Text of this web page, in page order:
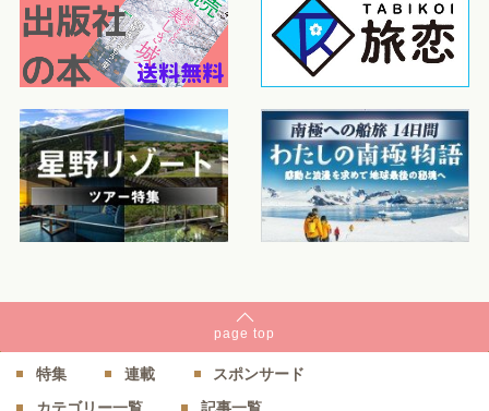
page top
特集 連載
スポンサード